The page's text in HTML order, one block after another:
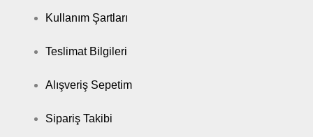
Kullanım Şartları
Teslimat Bilgileri
Alışveriş Sepetim
Sipariş Takibi